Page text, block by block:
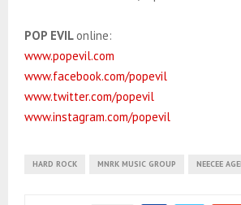
POP EVILonline:
www.popevil.com
www.facebook.com/popevil
www.twitter.com/popevil
www.instagram.com/popevil
HARD ROCK MNRK MUSIC GROUP NEECEE